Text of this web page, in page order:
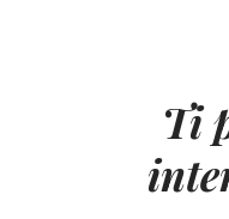
Ti